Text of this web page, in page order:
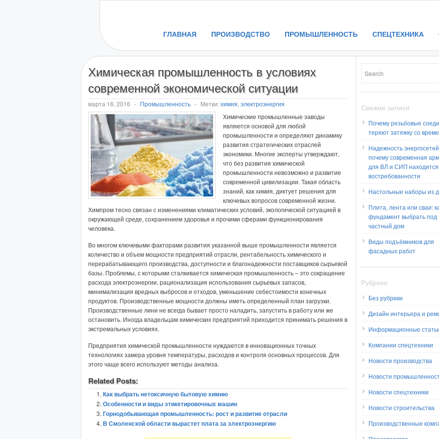
ГЛАВНАЯ ПРОИЗВОДСТВО ПРОМЫШЛЕННОСТЬ СПЕЦТЕХНИКА
Химическая промышленность в условиях
современной экономической ситуации
марта 16, 2016 - Промышленность - Метки:химия, электроэнергия
Химические промышленные заводы
являются основой для любой
промышленности и определяют динамику
развития стратегических отраслей
экономики. Многие эксперты утверждают,
что без развития химической
промышленности невозможно и развитие
современной цивилизации. Такая область
знаний, как химия, диктует решения для
ключевых вопросов современной жизни.
Химпром тесно связан с изменениями климатических условий, экологической ситуацией в
окружающей среде, сохранением здоровья и прочими сферами функционирования
человека.
Во многом ключевыми факторами развития указанной выше промышленности является
количество и объем мощности предприятий отрасли, рентабельность химического и
перерабатывающего производства, доступности и благонадежности поставщиков сырьевой
базы. Проблемы, с которыми сталкивается химическая промышленность – это сокращение
расхода электроэнергии, рационализация использования сырьевых запасов,
минимализация вредных выбросов и отходов, уменьшение себестоимости конечных
продуктов. Производственные мощности должны иметь определенный план загрузки.
Производственные лини не всегда бывает просто наладить, запустить в работу или же
остановить. Иногда владельцам химических предприятий приходится принимать решения в
экстремальных условиях.
Предприятия химической промышленности нуждаются в инновационных точных
технологиях замера уровня температуры, расходов и контроля основных процессов. Для
этого чаще всего используют методы анализа.
Related Posts:
Как выбрать нетоксичную бытовую химию
Особенности и виды этикетировочных машин
Горнодобывающая промышленность: рост и развитие отрасли
В Смоленской области вырастет плата за электроэнергию
Свежие записи
Почему резьбовые
теряют затяжку со
Надежность
почему современная
для ВЛ и СИП находится
востребованности
Настольные наборы из
Плита, лента или сваи:
фундамент выбрать под
частный дом
Виды подъёмников для
фасадных работ
Рубрики
Без рубрики
Дизайн интерьера и
Информационные
Компании спецтехники
Новости производства
Новости
Новости спецтехники
Новости строительства
Производственные